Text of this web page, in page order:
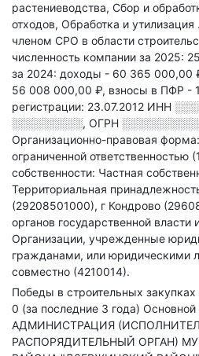
растениеводства, Сбор и
отходов, Обработка и утилизация .
членом СРО в области
численность компании за 2025: 25
за 2024: доходы - 60 365 000,00
56 008 000,00 ₽, взносы в ПФР -
регистрации: 23.07.2012 ИНН
░░░░░░░░░, ОГРН
Организационно-правовая
ограниченной ответственностью
собственности: Частная
Территориальная
(29208501000), г Кондрово
органов государственной власти
Организации, учрежденные
гражданами, или юридическими
совместно (4210014).
Победы в строительных
0 (за последние 3 года) Основной
АДМИНИСТРАЦИЯ
РАСПОРЯДИТЕЛЬНЫЙ ОРГАН)